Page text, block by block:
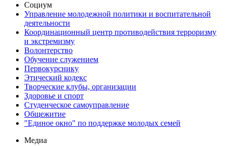
Социум
Управление молодежной политики и воспитательной
деятельности
Координационный центр противодействия терроризму
и экстремизму
Волонтерство
Обучение служением
Первокурснику
Этический кодекс
Творческие клубы, организации
Здоровье и спорт
Студенческое самоуправление
Общежитие
"Единое окно" по поддержке молодых семей
Медиа